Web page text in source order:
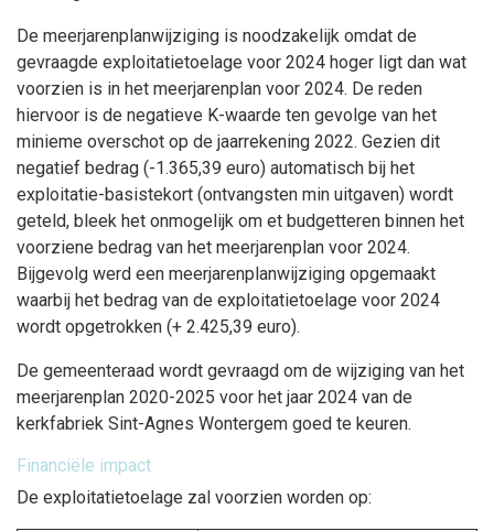
De meerjarenplanwijziging is noodzakelijk omdat de
gevraagde exploitatietoelage voor 2024 hoger ligt dan wat
voorzien is in het meerjarenplan voor 2024. De reden
hiervoor is de negatieve K-waarde ten gevolge van het
minieme overschot op de jaarrekening 2022. Gezien dit
negatief bedrag (-1.365,39 euro) automatisch bij het
exploitatie-basistekort (ontvangsten min uitgaven) wordt
geteld, bleek het onmogelijk om et budgetteren binnen het
voorziene bedrag van het meerjarenplan voor 2024.
Bijgevolg werd een meerjarenplanwijziging opgemaakt
waarbij het bedrag van de exploitatietoelage voor 2024
wordt opgetrokken (+ 2.425,39 euro).
De gemeenteraad wordt gevraagd om de wijziging van het
meerjarenplan 2020-2025 voor het jaar 2024 van de
kerkfabriek Sint-Agnes Wontergem goed te keuren.
Financiële impact
De exploitatietoelage zal voorzien worden op: